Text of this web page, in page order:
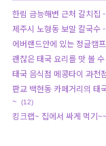
한림 금능해변 근처 갈치집
제주시 노형동 보말 칼국수
에버랜드안에 있는 정글캠
괜찮은 태국 요리를 맛 볼
태국 음식점 메콩타이 과천
판교 백현동 카페거리의 태
~
(12)
킹크랩~ 집에서 싸게 먹기